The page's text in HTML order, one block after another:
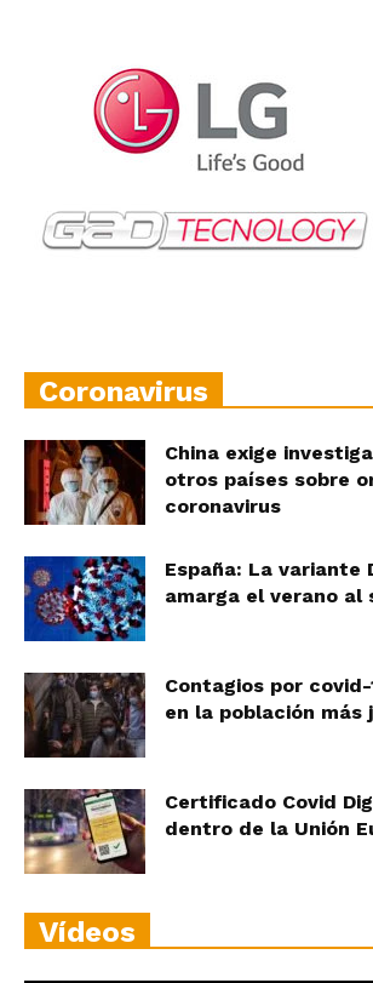
Coronavirus
China exige
otros países sobre
coronavirus
España: La variante
amarga el verano al
Contagios por
en la población más
Certificado Covid
dentro de la Unión
Vídeos